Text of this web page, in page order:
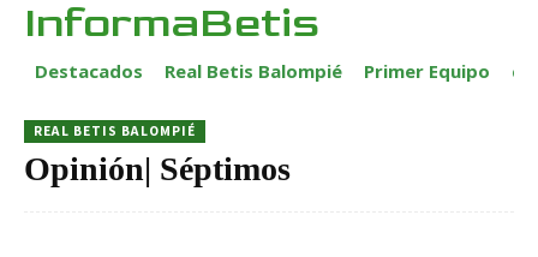
InformaBetis
Destacados Real Betis Balompié Primer Equipo
REAL BETIS BALOMPIÉ
Opinión| Séptimos